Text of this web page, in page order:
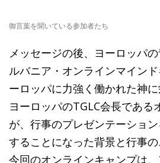
御言葉を聞いている参加者たち
メッセージの後、ヨーロッパ
ルバニア・オンラインマイン
ーロッパに力強く働かれた神に
ヨーロッパのTGLC会長である
が、行事のプレゼンテーショ
することになった背景と行事の
今回のオンラインキャンプは